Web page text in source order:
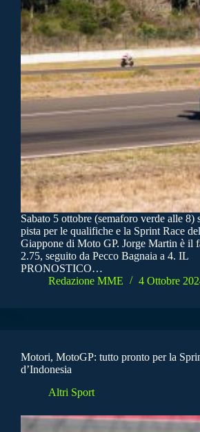
Sabato 5 ottobre (semaforo verde alle 8)
pista per le qualifiche e la Sprint Race
Giappone di Moto GP. Jorge Martin è il
2.75, seguito da Pecco Bagnaia a 4. IL
PRONOSTICO…
Redazione MME
4 Ottobre
Motori, MotoGP: tutto pronto per la
d’Indonesia
Altri Sport